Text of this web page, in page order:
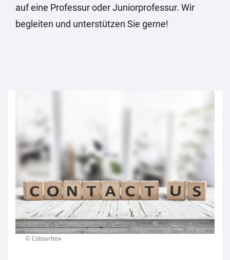
auf eine Professur oderJuniorprofessur. Wir
begleiten und unterstützen Sie gerne!
© Colourbox